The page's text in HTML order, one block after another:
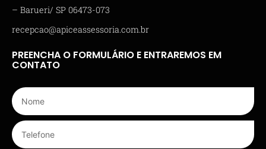
– Barueri/ SP 06473-073
recepcao@apiceassessoria.com.br
PREENCHA O FORMULÁRIO E ENTRAREMOS EM
CONTATO